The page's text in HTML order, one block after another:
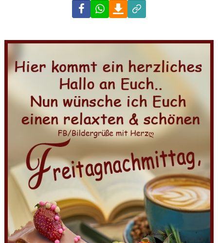
FacebookWhatsAppDownload
Link